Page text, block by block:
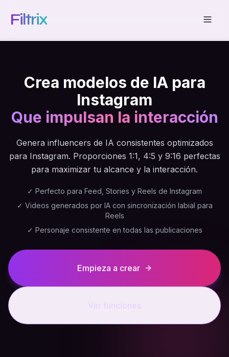
Filtrix
Crea modelos de IA para
Instagram
Que impulsan la interacción
Genera influencers de IA consistentes optimizados
para Instagram. Proporciones 1:1, 4:5 y 9:16 perfectas
para maximizar tu alcance y la interacción.
✓ Perfecto para Feed, Stories y Reels de Instagram
✓ Videos generados por IA con sincronización labial para
Reels
✓ Personaje consistente en todas las publicaciones
Empieza a crear
Ver funciones